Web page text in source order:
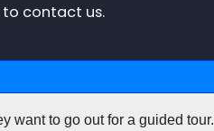
to contact us.
want to go out for a guided tour.